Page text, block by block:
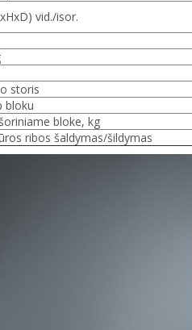
vid./isor.
storis
bloku
bloke, kg
ribos šaldymas/šildymas